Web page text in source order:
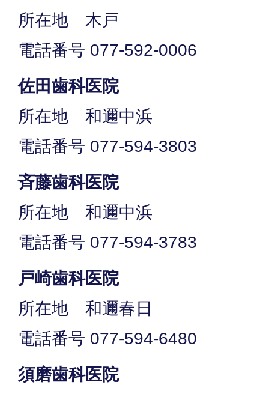
所在地 木戸
電話番号 077-592-0006
佐田歯科医院
所在地 和邇中浜
電話番号 077-594-3803
斉藤歯科医院
所在地 和邇中浜
電話番号 077-594-3783
戸崎歯科医院
所在地 和邇春日
電話番号 077-594-6480
須磨歯科医院